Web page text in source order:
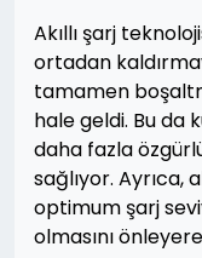
Akıllı şarj
ortadan
tamamen
hale geldi. Bu da
daha fazla
sağlıyor. Ayrıca,
optimum şarj
olmasını